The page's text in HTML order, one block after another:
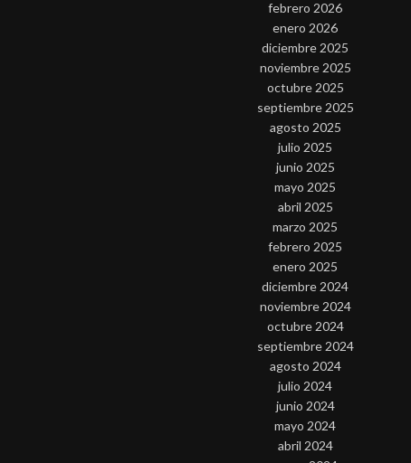
febrero 2026
enero 2026
diciembre 2025
noviembre 2025
octubre 2025
septiembre 2025
agosto 2025
julio 2025
junio 2025
mayo 2025
abril 2025
marzo 2025
febrero 2025
enero 2025
diciembre 2024
noviembre 2024
octubre 2024
septiembre 2024
agosto 2024
julio 2024
junio 2024
mayo 2024
abril 2024